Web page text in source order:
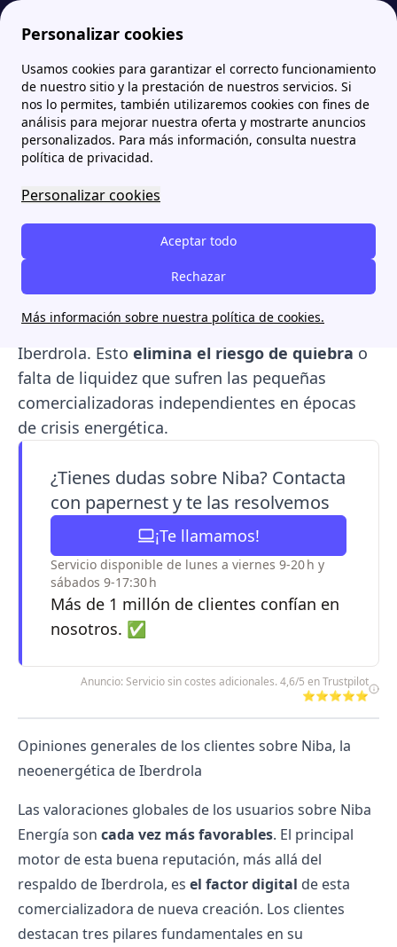
Personalizar cookies
Usamos cookies para garantizar el correcto funcionamiento
de nuestro sitio y la prestación de nuestros servicios. Si
nos lo permites, también utilizaremos cookies con fines de
análisis para mejorar nuestra oferta y mostrarte anuncios
personalizados. Para más información, consulta nuestra
política de privacidad.
Personalizar cookies
Aceptar todo
Rechazar
Más información sobre nuestra política de cookies.
Papernest.es niba Energía: Tarifas de luz, ventajas y teléfono de contacto Opiniones sobre Niba Energía: ¿Cómo valoran los clientes sus servicios?
Opiniones sobre Niba
Energía: ¿Cómo valoran los
clientes sus servicios?
Las valoraciones generales de los usuarios
sobre Niba muestran una
predominantemente positiva
debido a un factor clave: el respaldo del grupo
Iberdrola. Esto elimina el riesgo de quiebra o
falta de liquidez que sufren las pequeñas
comercializadoras independientes en épocas
de crisis energética.
¿Tienes dudas sobre Niba? Contacta
con papernest y te las resolvemos
¡Te llamamos!
Servicio disponible de lunes a viernes 9-20 h y
sábados 9-17:30 h
Más de 1 millón de clientes confían en
nosotros. ✅
Anuncio: Servicio sin costes adicionales. 4,6/5 en Trustpilot
⭐⭐⭐⭐⭐
Opiniones generales de los clientes sobre Niba, la
neoenergética de Iberdrola
Las valoraciones globales de los usuarios sobre Niba
Energía son cada vez más favorables. El principal
motor de esta buena reputación, más allá del
respaldo deIberdrola, es el factor digital de esta
comercializadora de nueva creación. Los clientes
destacan tres pilares fundamentales en su